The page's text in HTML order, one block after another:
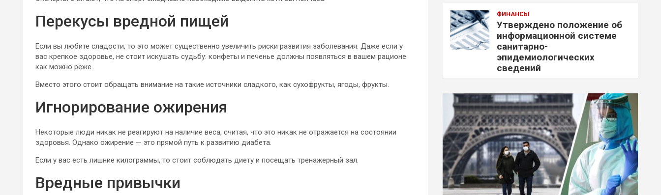
Перекусы вредной пищей
Если вы любите сладости, то это может существенно увеличить риски развития заболевания. Даже если у
вас крепкое здоровье, не стоит искушать судьбу: конфеты и печенье должны появляться в вашем рационе
как можно реже.
Вместо этого стоит обращать внимание на такие источники сладкого, как сухофрукты, ягоды, фрукты.
Игнорирование ожирения
Некоторые люди никак не реагируют на наличие веса, считая, что это никак не отражается на состоянии
здоровья. Однако ожирение — это прямой путь к развитию диабета.
Если у вас есть лишние килограммы, то стоит соблюдать диету и посещать тренажерный зал.
Вредные привычки
ФИНАНСЫ
Утверждено положение об
информационной системе
санитарно-
эпидемиологических
сведений